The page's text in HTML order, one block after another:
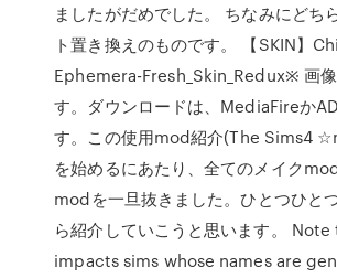
ましたがだめでした。 ちなみにどち
ト置き換えのものです。 【SKIN】
Ephemera-Fresh_Skin_Redux※ 画
す。ダウンロードは、MediaFireか
す。この使用mod紹介(The Sims4
を始めるにあたり、全てのメイク
modを一旦抜きました。ひとつひと
ら紹介していこうと思います。
impacts sims whose names are